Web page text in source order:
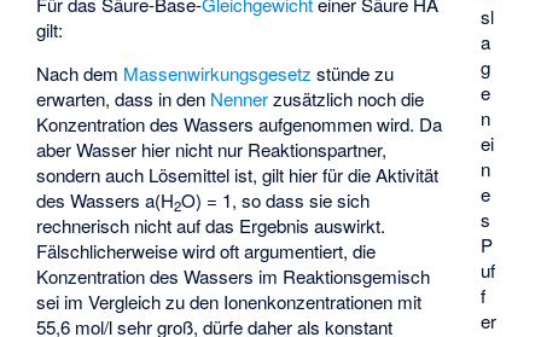
sl
a
g
e
n
ei
n
e
s
P
uf
f
er
gilt:
Nach dem Massenwirkungsgesetz stünde zu
erwarten, dass in den Nennerzusätzlich noch die
Konzentration des Wassers aufgenommen wird. Da
aber Wasser hier nicht nur Reaktionspartner,
sondern auch Lösemittel ist, gilt hier für die Aktivität
des Wassers a(H2O) = 1, so dass sie sich
rechnerisch nicht auf das Ergebnis auswirkt.
Fälschlicherweise wird oft argumentiert, die
Konzentration des Wassers im Reaktionsgemisch
sei im Vergleich zu den Ionenkonzentrationen mit
55,6 mol/l sehr groß, dürfe daher als konstant